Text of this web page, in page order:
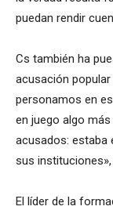
puedan rendir
Cs también ha
acusación
personamos en
en juego algo
acusados: estaba
sus
El líder de la